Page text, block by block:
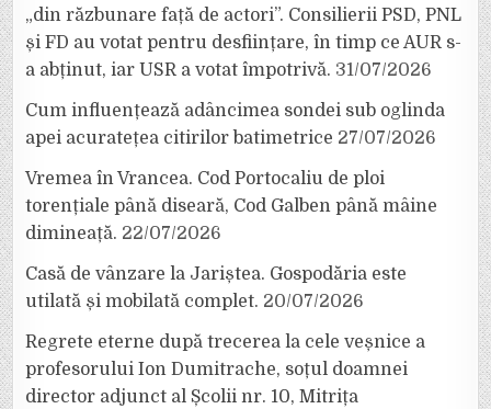
„din răzbunare față de actori”. Consilierii PSD, PNL
și FD au votat pentru desființare, în timp ce AUR s-
a abținut, iar USR a votat împotrivă. 31/07/2026
Cum influențează adâncimea sondei sub oglinda
apei acuratețea citirilor batimetrice 27/07/2026
Vremea în Vrancea. Cod Portocaliu de ploi
torențiale până diseară, Cod Galben până mâine
dimineață. 22/07/2026
Casă de vânzare la Jariștea. Gospodăria este
utilată și mobilată complet. 20/07/2026
Regrete eterne după trecerea la cele veșnice a
profesorului Ion Dumitrache, soțul doamnei
director adjunct al Școlii nr. 10, Mitrița